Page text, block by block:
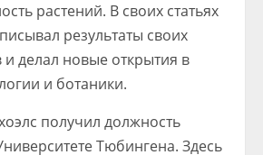
растений. В своих статьях
результаты своих
делал новые открытия в
и ботаники.
получил должность
Тюбингена. Здесь